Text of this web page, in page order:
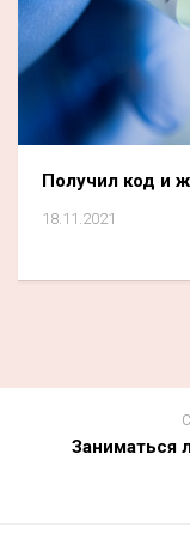
Получил код и
18.11.2021
Заниматься